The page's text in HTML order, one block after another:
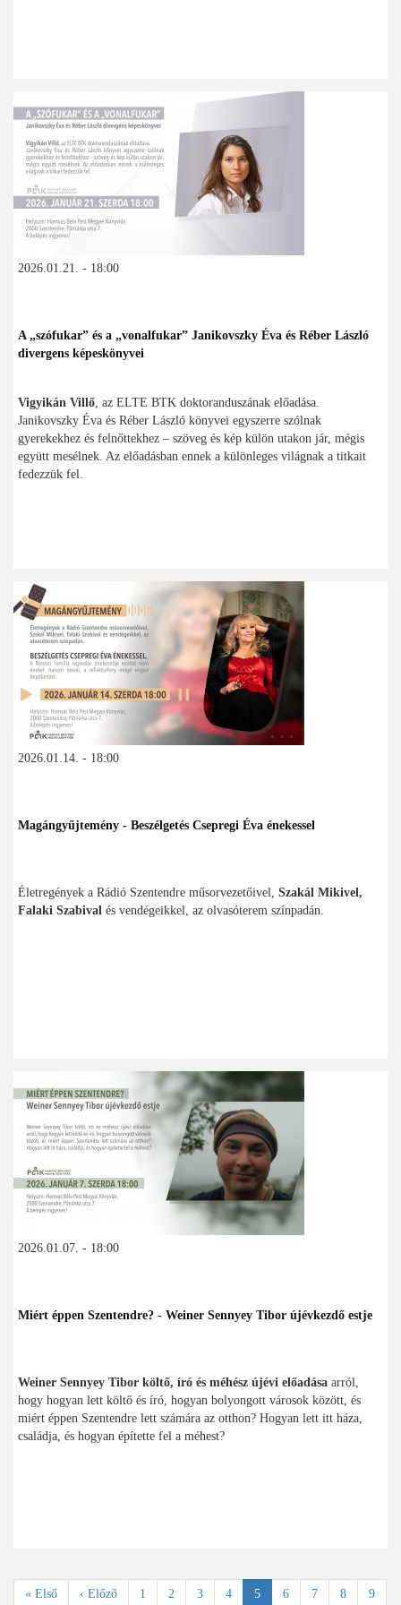
2026.01.21. - 18:00
A „szófukar” és a „vonalfukar” Janikovszky Éva és Réber László
divergens képeskönyvei
Vigyikán Villő, az ELTE BTK doktoranduszának előadása.
Janikovszky Éva és Réber László könyvei egyszerre szólnak
gyerekekhez és felnőttekhez – szöveg és kép külön utakon jár, mégis
együtt mesélnek. Az előadásban ennek a különleges világnak a titkait
fedezzük fel.
2026.01.14. - 18:00
Magángyűjtemény - Beszélgetés Csepregi Éva énekessel
Életregények a Rádió Szentendre műsorvezetőivel, Szakál Mikivel,
Falaki Szabival és vendégeikkel, az olvasóterem színpadán.
2026.01.07. - 18:00
Miért éppen Szentendre? - Weiner Sennyey Tibor újévkezdő estje
Weiner Sennyey Tibor költő, író és méhész újévi előadása arról,
hogy hogyan lett költő és író, hogyan bolyongott városok között, és
miért éppen Szentendre lett számára az otthon? Hogyan lett itt háza,
családja, és hogyan építette fel a méhest?
Oldalszámozás
Első
« Első
Előző
‹ Előző Oldal
1 Oldal
2 Oldal
3 Oldal
4
Jelenlegi
5 Oldal
6 Oldal
7 Oldal
8 Oldal
9